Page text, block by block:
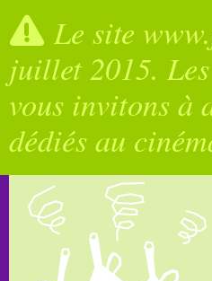
Le site
juillet 2015.
vous invitons à
dédiés au